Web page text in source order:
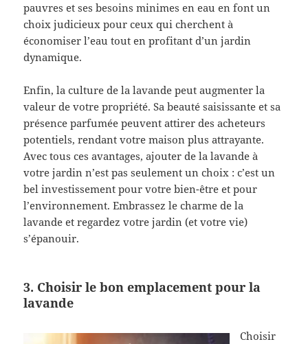
pauvres et ses besoins minimes en eau en font un
choix judicieux pour ceux qui cherchent à
économiser l’eau tout en profitant d’un jardin
dynamique.
Enfin, la culture de la lavande peut augmenter la
valeur de votre propriété. Sa beauté saisissante et sa
présence parfumée peuvent attirer des acheteurs
potentiels, rendant votre maison plus attrayante.
Avec tous ces avantages, ajouter de la lavande à
votre jardin n’est pas seulement un choix : c’est un
bel investissement pour votre bien-être et pour
l’environnement. Embrassez le charme de la
lavande et regardez votre jardin (et votre vie)
s’épanouir.
3. Choisir le bon emplacement pour la
lavande
Choisir